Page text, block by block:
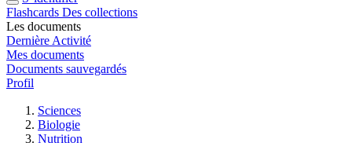
Flashcards Des collections
Les documents
Dernière Activité
Mes documents
Documents sauvegardés
Profil
Sciences
Biologie
Nutrition